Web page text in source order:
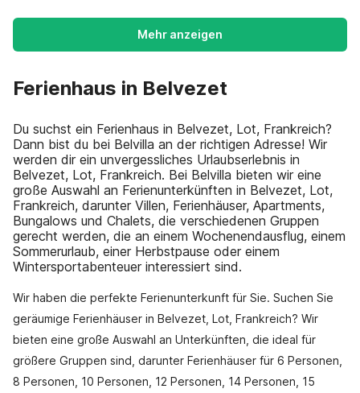
Mehr anzeigen
Ferienhaus in Belvezet
Du suchst ein Ferienhaus in Belvezet, Lot, Frankreich?
Dann bist du bei Belvilla an der richtigen Adresse! Wir
werden dir ein unvergessliches Urlaubserlebnis in
Belvezet, Lot, Frankreich. Bei Belvilla bieten wir eine
große Auswahl an Ferienunterkünften in Belvezet, Lot,
Frankreich, darunter Villen, Ferienhäuser, Apartments,
Bungalows und Chalets, die verschiedenen Gruppen
gerecht werden, die an einem Wochenendausflug, einem
Sommerurlaub, einer Herbstpause oder einem
Wintersportabenteuer interessiert sind.
Wir haben die perfekte Ferienunterkunft für Sie. Suchen Sie
geräumige Ferienhäuser in Belvezet, Lot, Frankreich? Wir
bieten eine große Auswahl an Unterkünften, die ideal für
größere Gruppen sind, darunter Ferienhäuser für 6 Personen,
8 Personen, 10 Personen, 12 Personen, 14 Personen, 15